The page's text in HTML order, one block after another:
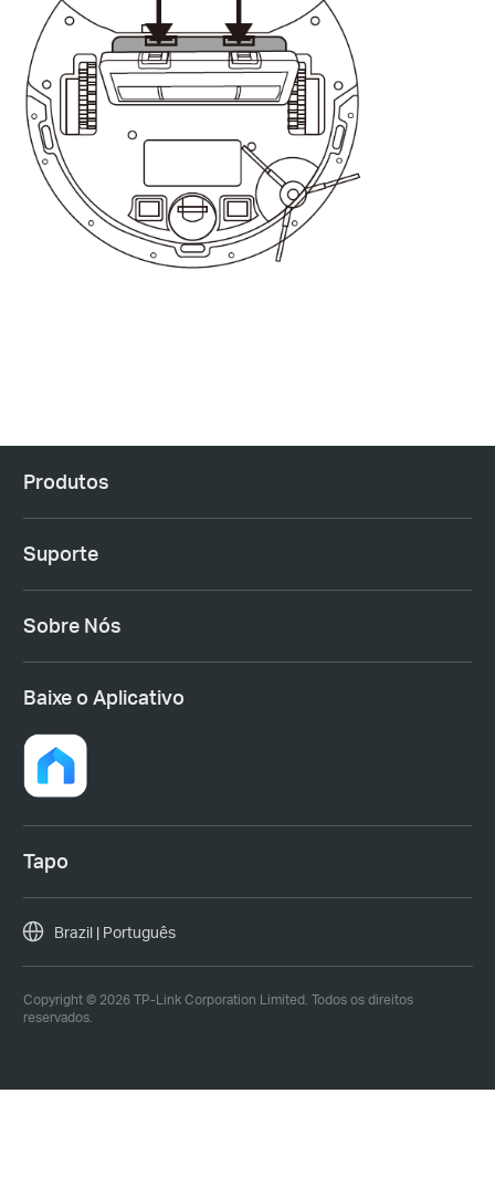
Produtos
Suporte
Sobre Nós
Baixe o Aplicativo
Tapo
Copyright © 2026 TP-Link Corporation Limited. Todos os direitos
reservados.
Brazil | Português